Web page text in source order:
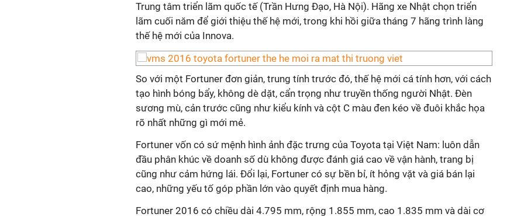
Trung tâm triển lãm quốc tế (Trần Hưng Đạo, Hà Nội). Hãng xe Nhật chọn triển
lãm cuối năm để giới thiệu thế hệ mới, trong khi hồi giữa tháng 7 hãng trình làng
thế hệ mới của Innova.
So với một Fortuner đơn giản, trung tính trước đó, thế hệ mới cá tính hơn, với cách
tạo hình bóng bẩy, không dè dặt, cẩn trọng như truyền thống người Nhật. Đèn
sương mù, cản trước cũng như kiểu kính và cột C màu đen kéo về đuôi khắc họa
rõ nhất những gì mới mẻ.
Fortuner vốn có sứ mệnh hình ảnh đặc trưng của Toyota tại Việt Nam: luôn dẫn
đầu phân khúc về doanh số dù không được đánh giá cao về vận hành, trang bị
cũng như cảm hứng lái. Đổi lại, Fortuner có sự bền bỉ, ít hỏng vặt và giá bán lại
cao, những yếu tố góp phần lớn vào quyết định mua hàng.
Fortuner 2016 có chiều dài 4.795 mm, rộng 1.855 mm, cao 1.835 mm và dài cơ